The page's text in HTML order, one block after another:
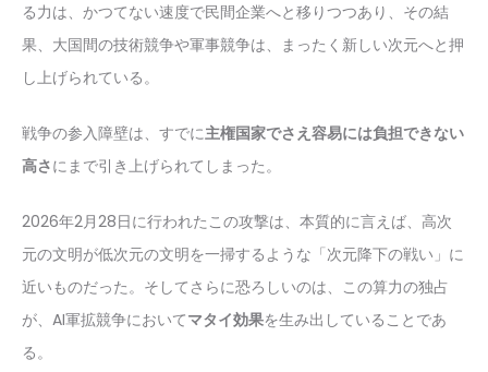
る力は、かつてない速度で民間企業へと移りつつあり、その結
果、大国間の技術競争や軍事競争は、まったく新しい次元へと押
し上げられている。
戦争の参入障壁は、すでに主権国家でさえ容易には負担できない
高さにまで引き上げられてしまった。
2026年2月28日に行われたこの攻撃は、本質的に言えば、高次
元の文明が低次元の文明を一掃するような「次元降下の戦い」に
近いものだった。そしてさらに恐ろしいのは、この算力の独占
が、AI軍拡競争においてマタイ効果を生み出していることであ
る。